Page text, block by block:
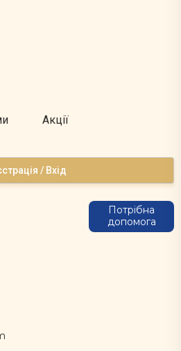
Акції
/ Вхід
Потрібна
допомога